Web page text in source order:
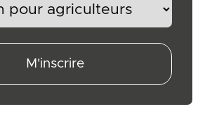
M'inscrire